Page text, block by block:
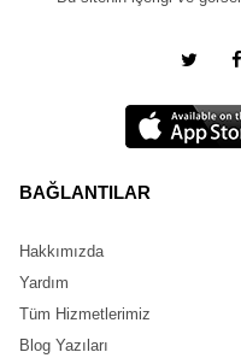
BAĞLANTILAR
Hakkımızda
Yardım
Tüm Hizmetlerimiz
Blog Yazıları